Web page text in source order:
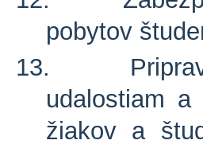
pobytov
13.
udalostiam
žiakov a